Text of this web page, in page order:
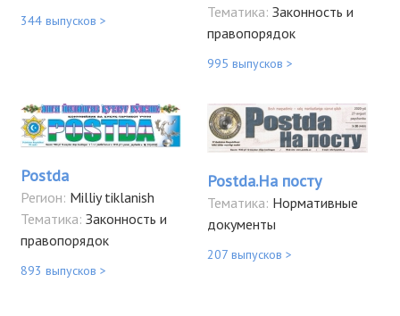
344 выпусков >
Тематика: Законность и
правопорядок
995 выпусков >
Postda
Регион: Milliy tiklanish
Тематика: Законность и
правопорядок
893 выпусков >
Postda.На посту
Тематика: Нормативные
документы
207 выпусков >